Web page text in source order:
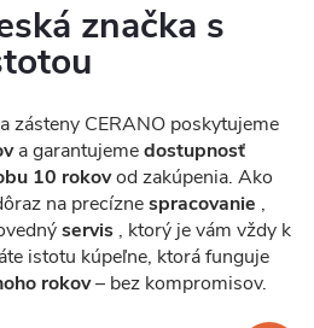
značka s
zásteny CERANO poskytujeme
a garantujemedostupnosť
10 rokovod zakúpenia. Ako
na precíznespracovanie ,
servis , ktorý je vám vždy k
istotu kúpeľne, ktorá funguje
rokov– bez kompromisov.